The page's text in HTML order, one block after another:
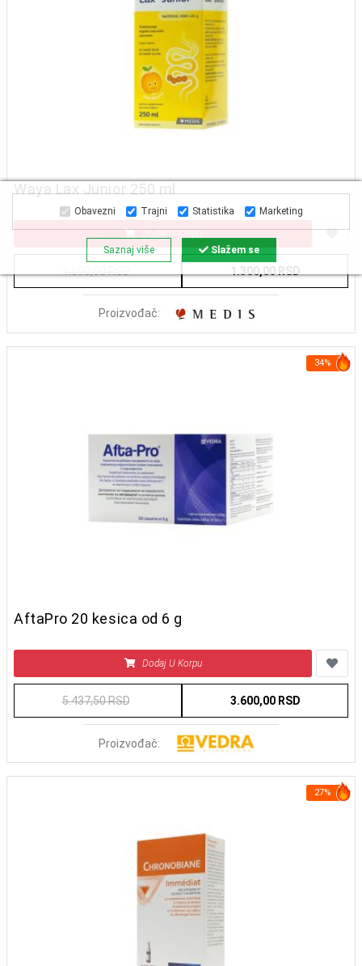
Waya Lax Junior 250 ml
1.300,00 RSD
Proizvođač:
34%
AftaPro 20 kesica od 6 g
Dodaj U Korpu
5.437,50 RSD 3.600,00 RSD
Proizvođač:
27%
Obavezni Trajni Statistika Marketing
Saznaj više Slažem se